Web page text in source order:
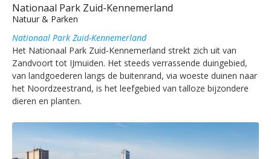
Nationaal Park Zuid-Kennemerland
Natuur & Parken
Nationaal Park Zuid-Kennemerland
Het Nationaal Park Zuid-Kennemerland strekt zich uit van
Zandvoort tot IJmuiden. Het steeds verrassende duingebied,
van landgoederen langs de buitenrand, via woeste duinen naar
het Noordzeestrand, is het leefgebied van talloze bijzondere
dieren en planten.